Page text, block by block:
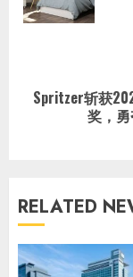
Next
Spritzer斩获
奖，
RELATED